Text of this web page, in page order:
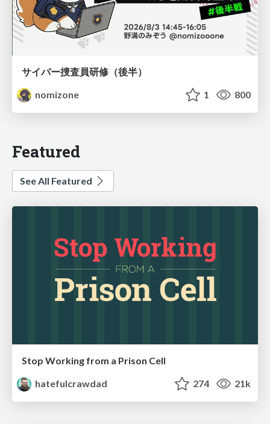
サイバー捜査員研修（後半）
nomizone
1 800
Featured
See All Featured
Stop Working from a Prison Cell
hatefulcrawdad
274 21k